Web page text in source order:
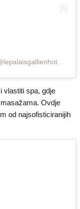
A post shared by Le Palais Gallien ***** (@lepalaisgallienhotelspa)
vlastiti spa, gdje
Ovdje
od najsofisticiranijih